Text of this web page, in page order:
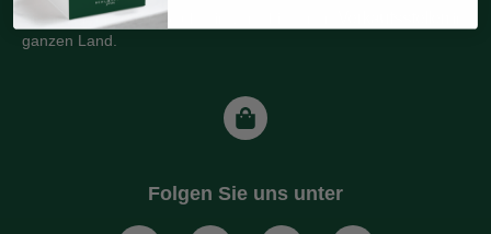
Sie finden unsere Produkte in verschiedenen
ganzen Land.
Folgen Sie uns unter